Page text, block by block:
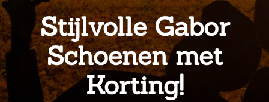
Stijlvolle Gabor
Schoenen met
Korting!